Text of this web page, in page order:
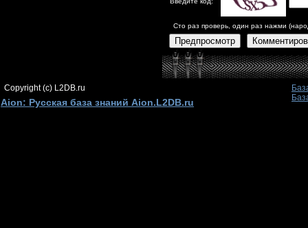
Сто раз проверь, один раз нажми
Предпросмотр
Copyright (c) L2DB.ru
Aion: Русская база знаний Aion.L2DB.ru